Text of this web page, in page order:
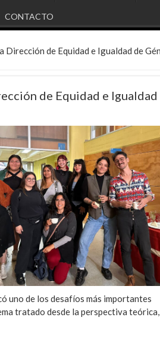
CONTACTO
Dirección de Equidad e Igualdad de
de Equidad e Igualdad
uno de los desafíos más importantes
tratado desde la perspectiva teórica,